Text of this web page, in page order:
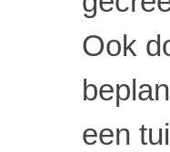
Ook
een